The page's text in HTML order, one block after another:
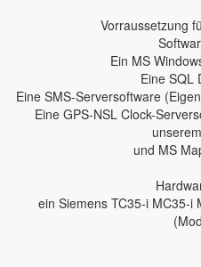
Vorraussetzung
Ein MS
Eine SQL
Eine SMS-Serversoftware
Eine GPS-NSL Clock-
und MS
ein Siemens TC35-i MC35-i